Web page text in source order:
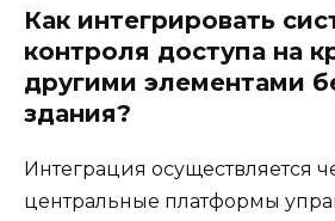
Как интегрировать
контроля доступа на
другими элементами
здания?
Интеграция осуществляется
центральные платформы